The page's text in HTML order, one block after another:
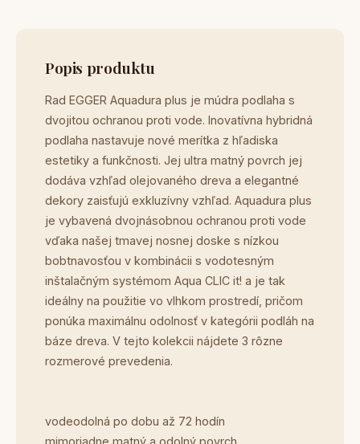
Popis produktu
Rad EGGER Aquadura plus je múdra podlaha s
dvojitou ochranou proti vode. Inovatívna hybridná
podlaha nastavuje nové merítka z hľadiska
estetiky a funkčnosti. Jej ultra matný povrch jej
dodáva vzhľad olejovaného dreva a elegantné
dekory zaisťujú exkluzívny vzhľad. Aquadura plus
je vybavená dvojnásobnou ochranou proti vode
vďaka našej tmavej nosnej doske s nízkou
bobtnavosťou v kombinácii s vodotesným
inštalačným systémom Aqua CLIC it! a je tak
ideálny na použitie vo vlhkom prostredí, pričom
ponúka maximálnu odolnosť v kategórii podláh na
báze dreva. V tejto kolekcii nájdete 3 rôzne
rozmerové prevedenia.
vodeodolná po dobu až 72 hodín
mimoriadne matný a odolný povrch